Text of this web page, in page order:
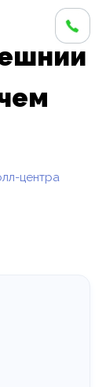
центра